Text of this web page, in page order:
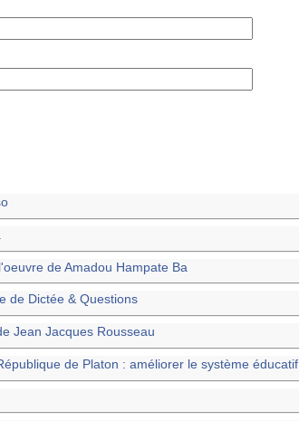
de Amadou Hampate Ba
de Dictée & Questions
Jean Jacques Rousseau
de Platon : améliorer le système éducatif